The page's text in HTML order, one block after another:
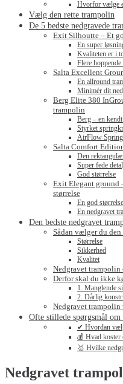
Hvorfor vælge
Vælg den rette trampolin
De 5 bedste nedgravede
Exit Silhoutte – Et
En super
Kvaliteten er i
Flere
Salta Excellent
En allround
Minimér dit
Berg Elite 380
trampolin
Berg – en
Styrket
AirFlow
Salta Comfort
Den
Super fede
God størrelse
Exit Elegant ground
størrelse
En god
En nedgravet
Den bedste nedgravet
Sådan vælger du
Størrelse
Sikkerhed
Kvalitet
Nedgravet trampolin
Derfor skal du ikke
1. Manglende
2. Dårlig
Nedgravet
Ofte stillede spørgsmål
✔ Hvordan
💰 Hvad koster
🥇 Hvilke
Nedgravet